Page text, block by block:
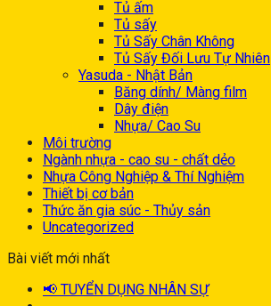
Tủ ấm
Tủ sấy
Tủ Sấy Chân Không
Tủ Sấy Đối Lưu Tự Nhiên
Yasuda - Nhật Bản
Băng dính/ Màng film
Dây điện
Nhựa/ Cao Su
Môi trường
Ngành nhựa - cao su - chất dẻo
Nhựa Công Nghiệp & Thí Nghiệm
Thiết bị cơ bản
Thức ăn gia súc - Thủy sản
Uncategorized
Bài viết mới nhất
📢 TUYỂN DỤNG NHÂN SỰ